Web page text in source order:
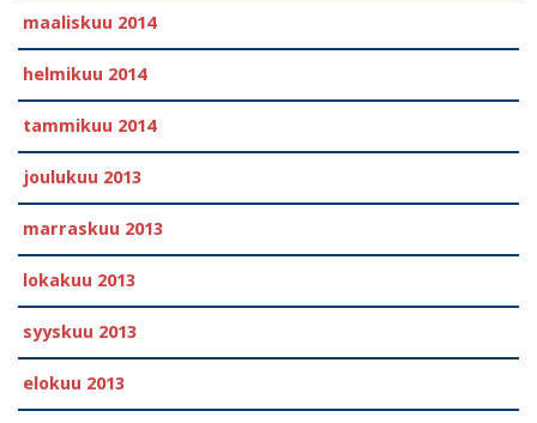
maaliskuu 2014
helmikuu 2014
tammikuu 2014
joulukuu 2013
marraskuu 2013
lokakuu 2013
syyskuu 2013
elokuu 2013